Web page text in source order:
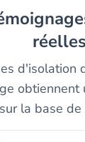
réelles
d'isolation
obtiennent
la base